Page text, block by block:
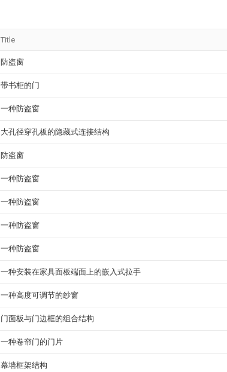
Title
防盗窗
带书柜的门
一种防盗窗
大孔径穿孔板的隐藏式连接结构
防盗窗
一种防盗窗
一种防盗窗
一种防盗窗
一种防盗窗
一种安装在家具面板端面上的嵌入式拉手
一种高度可调节的纱窗
门面板与门边框的组合结构
一种卷帘门的门片
幕墙框架结构